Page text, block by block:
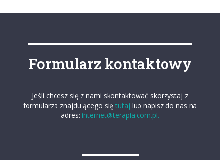
Formularz kontaktowy
Jeśli chcesz się z nami skontaktować skorzystaj z
formularza znajdującego się tutaj lub napisz do nas na
adres: internet@terapia.com.pl.